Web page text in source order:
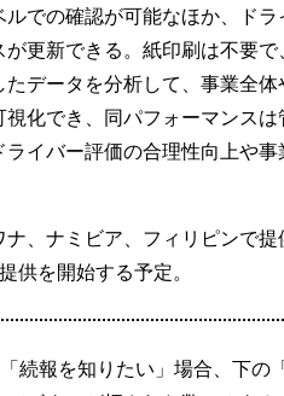
での確認が可能なほか、ド
更新できる。紙印刷は不要
データを分析して、事業全
化でき、同パフォーマンスは
イバー評価の合理性向上や事
、ナミビア、フィリピンで提
供を開始する予定。
続報を知りたい」場合、下の